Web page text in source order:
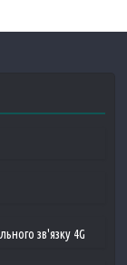
зв'язку 4G